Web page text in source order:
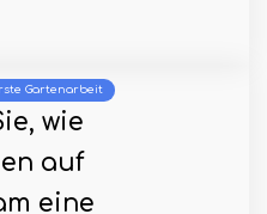
Gartenarbeit
wie
auf
eine